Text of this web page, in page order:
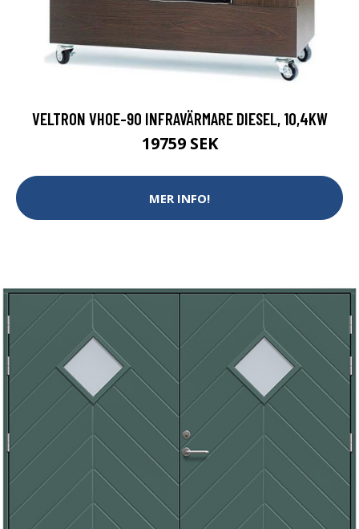
VELTRON VHOE-90 INFRAVÄRMARE DIESEL, 10,4KW
19759 SEK
MER INFO!